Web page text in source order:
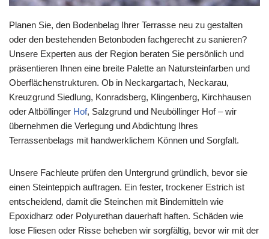
Planen Sie, den Bodenbelag Ihrer Terrasse neu zu gestalten
oder den bestehenden Betonboden fachgerecht zu sanieren?
Unsere Experten aus der Region beraten Sie persönlich und
präsentieren Ihnen eine breite Palette an Natursteinfarben und
Oberflächenstrukturen. Ob in Neckargartach, Neckarau,
Kreuzgrund Siedlung, Konradsberg, Klingenberg, Kirchhausen
oder Altböllinger Hof, Salzgrund und Neuböllinger Hof – wir
übernehmen die Verlegung und Abdichtung Ihres
Terrassenbelags mit handwerklichem Können und Sorgfalt.
Unsere Fachleute prüfen den Untergrund gründlich, bevor sie
einen Steinteppich auftragen. Ein fester, trockener Estrich ist
entscheidend, damit die Steinchen mit Bindemitteln wie
Epoxidharz oder Polyurethan dauerhaft haften. Schäden wie
lose Fliesen oder Risse beheben wir sorgfältig, bevor wir mit der